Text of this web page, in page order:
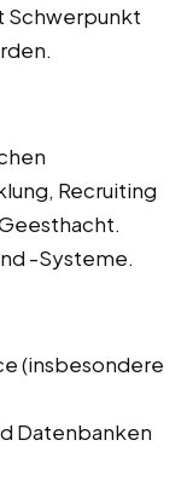
Schwerpunkt
Recruiting
-Systeme.
(insbesondere
Datenbanken